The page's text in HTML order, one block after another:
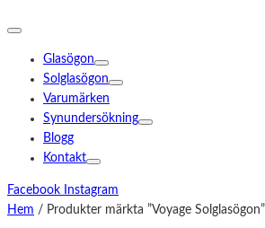
Glasögon
Solglasögon
Varumärken
Synundersökning
Blogg
Kontakt
Facebook
Instagram
Hem / Produkter märkta ”Voyage Solglasögon”